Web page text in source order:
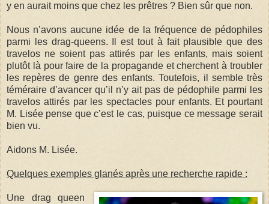
y en aurait moins que chez les prêtres ? Bien sûr que non.
Nous n’avons aucune idée de la fréquence de pédophiles
parmi les drag-queens. Il est tout à fait plausible que des
travelos ne soient pas attirés par les enfants, mais soient
plutôt là pour faire de la propagande et cherchent à troubler
les repères de genre des enfants. Toutefois, il semble très
téméraire d’avancer qu’il n’y ait pas de pédophile parmi les
travelos attirés par les spectacles pour enfants. Et pourtant
M. Lisée pense que c’est le cas, puisque ce message serait
bien vu.
Aidons M. Lisée.
Quelques exemples glanés après une recherche rapide :
Une drag queen